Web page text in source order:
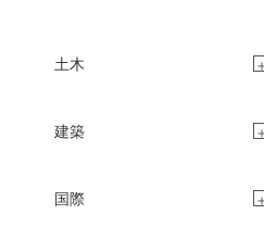
土木
建築
国際